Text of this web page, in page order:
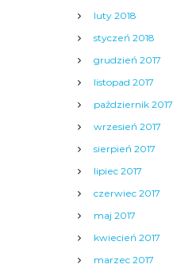
luty 2018
styczeń 2018
grudzień 2017
listopad 2017
październik 2017
wrzesień 2017
sierpień 2017
lipiec 2017
czerwiec 2017
maj 2017
kwiecień 2017
marzec 2017